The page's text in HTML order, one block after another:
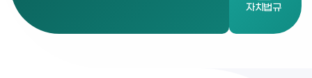
자치법규